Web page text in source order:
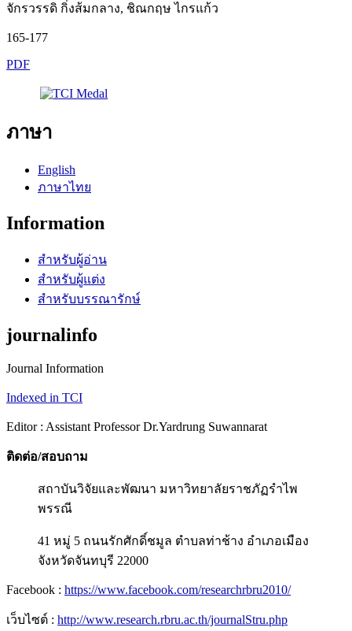
จักรวรรดิ กิ่งส้มกลาง, ชิณกฤษ ไกรแก้ว
165-177
PDF
ภาษา
English
ภาษาไทย
Information
สำหรับผู้อ่าน
สำหรับผู้แต่ง
สำหรับบรรณารักษ์
journalinfo
Journal Information
Indexed in TCI
Editor : Assistant Professor Dr.Yardrung Suwannarat
ติดต่อ/สอบถาม
สถาบันวิจัยและพัฒนา มหาวิทยาลัยราชภัฏรำไพ
พรรณี
41 หมู่ 5 ถนนรักศักดิ์ชมูล ตำบลท่าช้าง อำเภอเมือง
จังหวัดจันทบุรี 22000
Facebook : https://www.facebook.com/researchrbru2010/
เว็บไซต์ : http://www.research.rbru.ac.th/journalStru.php